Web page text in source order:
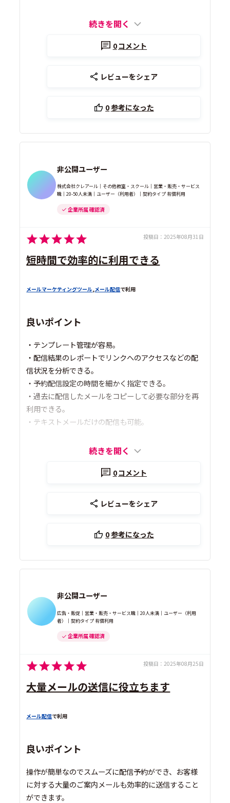
続きを開く
0コメント
レビューをシェア
0参考になった
非公開ユーザー
株式会社クレアール｜その他教室・スクール｜営業・販売・サービス
職｜20-50人未満｜ユーザー（利用者）｜契約タイプ 有償利用
企業所属 確認済
投稿日： 2025年08月31日
短時間で効率的に利用できる
メールマーケティングツール,メール配信で利用
良いポイント
・テンプレート管理が容易。
・配信結果のレポートでリンクへのアクセスなどの配
信状況を分析できる。
・予約配信設定の時間を細かく指定できる。
・過去に配信したメールをコピーして必要な部分を再
利用できる。
・テキストメールだけの配信も可能。
続きを開く
0コメント
レビューをシェア
0参考になった
非公開ユーザー
広告・販促｜営業・販売・サービス職｜20人未満｜ユーザー（利用
者）｜契約タイプ 有償利用
企業所属 確認済
投稿日： 2025年08月25日
大量メールの送信に役立ちます
メール配信で利用
良いポイント
操作が簡単なのでスムーズに配信予約ができ、お客様
に対する大量のご案内メールも効率的に送信すること
ができます。